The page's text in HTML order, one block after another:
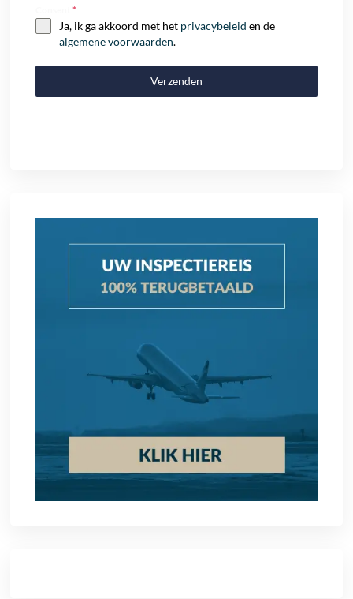
Consent*
Ja, ik ga akkoord met het privacybeleid en de
algemene voorwaarden.
Verzenden